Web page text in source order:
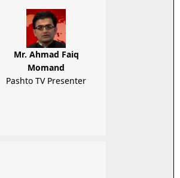
Mr. Ahmad Faiq
Momand
Pashto TV Presenter